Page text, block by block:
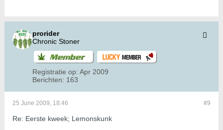
prorider
Chronic Stoner
Registratie op: Apr 2009
Berichten: 163
#9
25 June 2009, 18:46
Re: Eerste kweek; Lemonskunk